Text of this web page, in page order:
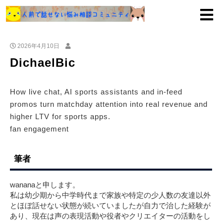
2026年4月10日
DichaelBic
How live chat, AI sports assistants and in-feed
promos turn matchday attention into real revenue and
higher LTV for sports apps.
fan engagement
筆者
wananaと申します。
私は幼少期から中学時代まで家族や特定の少人数の友達以外
とほぼ話せない状態が続いていましたが自力で治した経験が
あり、現在は声の表現活動や役者やクリエイターの活動をし